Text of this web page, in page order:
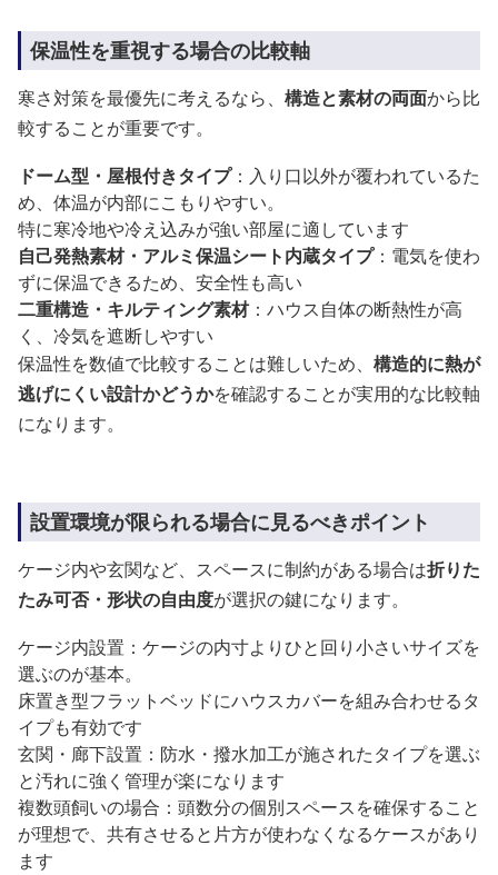
保温性を重視する場合の比較軸
寒さ対策を最優先に考えるなら、 構造と素材の両面から比
較することが重要です。
ドーム型・屋根付きタイプ：入り口以外が覆われているた
め、体温が内部にこもりやすい。
特に寒冷地や冷え込みが強い部屋に適しています
自己発熱素材・アルミ保温シート内蔵タイプ：電気を使わ
ずに保温できるため、安全性も高い
二重構造・キルティング素材：ハウス自体の断熱性が高
く、冷気を遮断しやすい
保温性を数値で比較することは難しいため、 構造的に熱が
逃げにくい設計かどうかを確認することが実用的な比較軸
になります。
設置環境が限られる場合に見るべきポイント
ケージ内や玄関など、スペースに制約がある場合は折りた
たみ可否・形状の自由度が選択の鍵になります。
ケージ内設置：ケージの内寸よりひと回り小さいサイズを
選ぶのが基本。
床置き型フラットベッドにハウスカバーを組み合わせるタ
イプも有効です
玄関・廊下設置：防水・撥水加工が施されたタイプを選ぶ
と汚れに強く管理が楽になります
複数頭飼いの場合：頭数分の個別スペースを確保すること
が理想で、共有させると片方が使わなくなるケースがあり
ます